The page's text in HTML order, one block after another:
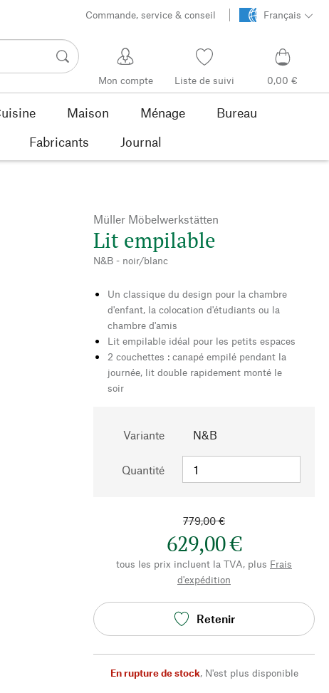
Commande, service & conseil Français
Mon compte Liste de suivi 0,00 €
Maison Ménage
Bureau
Fabricants Journal
Müller Möbelwerkstätten
Lit empilable
N&B - noir/blanc
Un classique du design pour la chambre
d'enfant, la colocation d'étudiants ou la
chambre d'amis
Lit empilable idéal pour les petits espaces
2 couchettes : canapé empilé pendant la
journée, lit double rapidement monté le
soir
Variante N&B
Quantité
779,00 €
629,00 €
tous les prix incluent la TVA, plus Frais
d'expédition
Retenir
En rupture de stock, N'est plus disponible